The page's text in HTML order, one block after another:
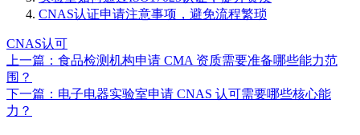
CNAS认证申请注意事项，避免流程繁琐
CNAS认可
上一篇：食品检测机构申请 CMA 资质需要准备哪些能力范
围？
下一篇：电子电器实验室申请 CNAS 认可需要哪些核心能
力？